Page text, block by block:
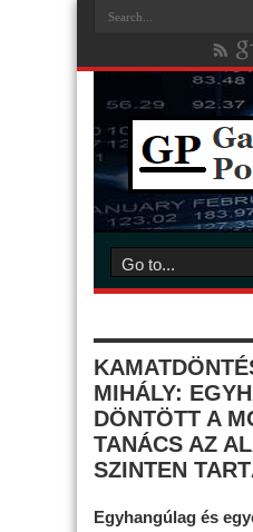
MIHÁLY:
DÖNTÖTT A
TANÁCS AZ
SZINTEN
Egyhangúlag és